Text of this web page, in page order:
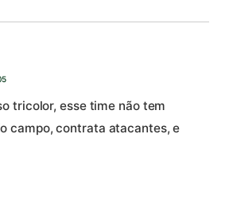
tricolor, esse time não tem
campo, contrata atacantes, e